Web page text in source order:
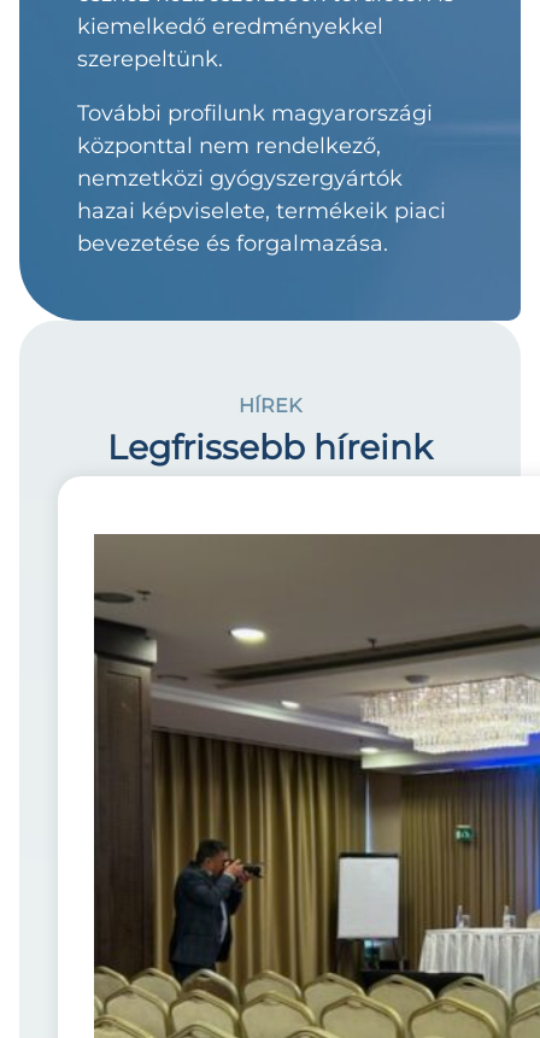
kiemelkedő eredményekkel
szerepeltünk.
További profilunk magyarországi
központtal nem rendelkező,
nemzetközi gyógyszergyártók
hazai képviselete, termékeik piaci
bevezetése és forgalmazása.
HÍREK
Legfrissebb híreink